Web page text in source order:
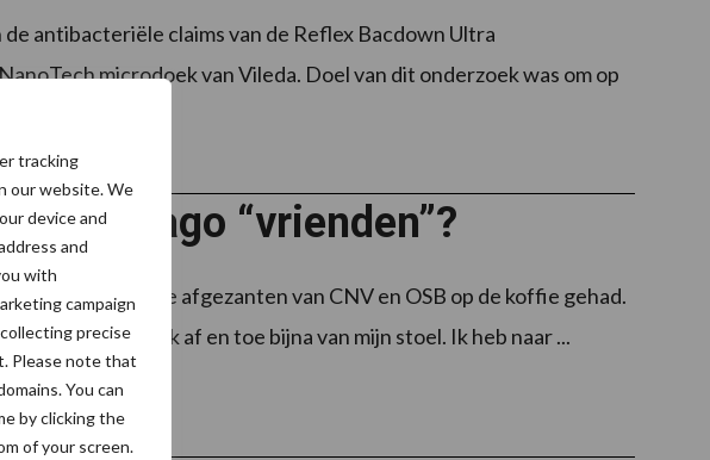
tracking
our website. We
device and
and
with
campaign
precise
Please note that
You can
by clicking the
of your screen.
antibacteriële claims van de Reflex Bacdown Ultra
microdoek van Vileda. Doel van dit onderzoek was om op
imago “vrienden”?
Totaal hoge afgezanten van CNV en OSB op de koffie gehad.
Maar ook viel ik af en toe bijna van mijn stoel. Ik heb naar ...